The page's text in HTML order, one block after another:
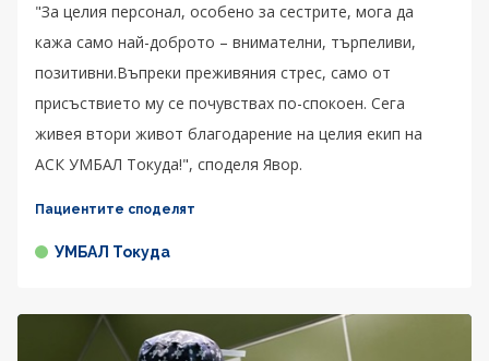
"За целия персонал, особено за сестрите, мога да
кажа само най-доброто – внимателни, търпеливи,
позитивни.Въпреки преживяния стрес, само от
присъствието му се почувствах по-спокоен. Сега
живея втори живот благодарение на целия екип на
АСК УМБАЛ Токуда!", споделя Явор.
Пациентите споделят
УМБАЛ Токуда